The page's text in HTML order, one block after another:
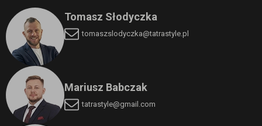
Tomasz Słodyczka
tomaszslodyczka@tatrastyle.pl
Mariusz Babczak
tatrastyle@gmail.com